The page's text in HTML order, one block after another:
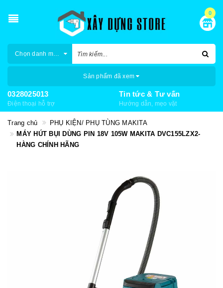
0
Chọn danh mục
Sản phẩm đã xem
0328025013
Điện thoại hỗ trợ
Tin tức & Tư vấn
Hướng dẫn, mẹo vặt
Trang chủ
PHỤ KIỆN/ PHỤ TÙNG MAKITA
MÁY HÚT BỤI DÙNG PIN 18V 105W MAKITA DVC155LZX2-
HÀNG CHÍNH HÃNG